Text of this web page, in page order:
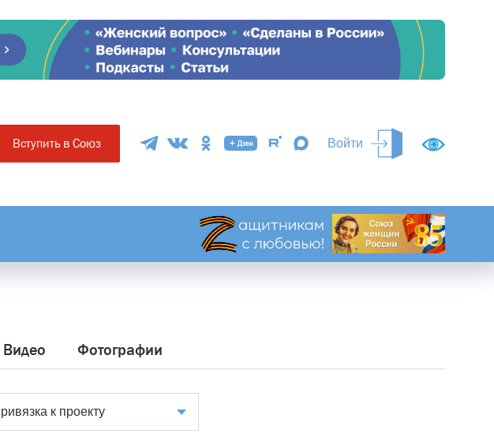
Вступить в Союз Войти
Видео Фотографии
к проекту